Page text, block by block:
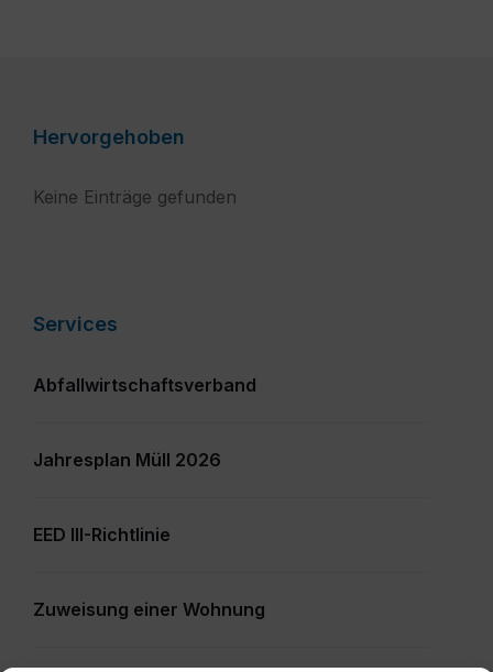
Hervorgehoben
Keine Einträge gefunden
Services
Abfallwirtschaftsverband
Jahresplan Müll 2026
EED III-Richtlinie
Zuweisung einer Wohnung